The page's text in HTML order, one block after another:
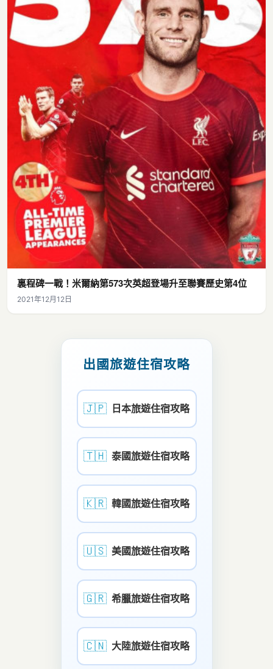
裏程碑一戰！米爾納第573次英超登場升至聯賽歷史第4位
2021年12月12日
出國旅遊住宿攻略
🇯🇵 日本旅遊住宿攻略
🇹🇭 泰國旅遊住宿攻略
🇰🇷 韓國旅遊住宿攻略
🇺🇸 美國旅遊住宿攻略
🇬🇷 希臘旅遊住宿攻略
🇨🇳 大陸旅遊住宿攻略